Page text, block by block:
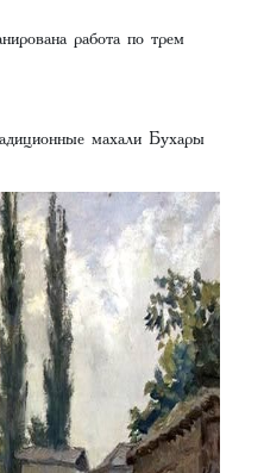
работа по трем
махали Бухары